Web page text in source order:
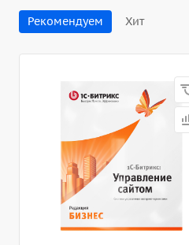
Рекомендуем Хит